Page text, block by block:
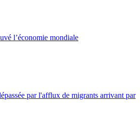
l’économie mondiale
par l'afflux de migrants arrivant par